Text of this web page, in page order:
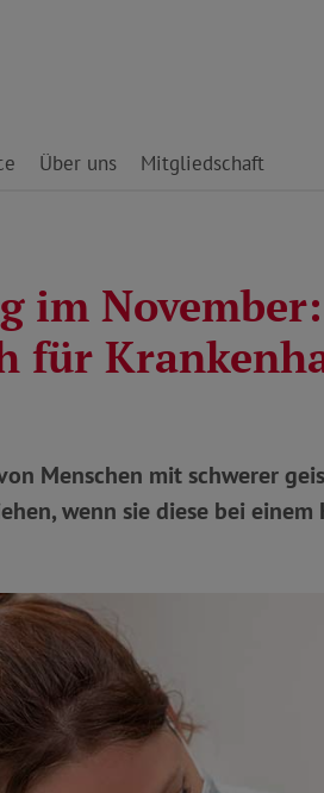
Über uns Mitgliedschaft
im
für
Menschen mit schwerer
wenn sie diese bei